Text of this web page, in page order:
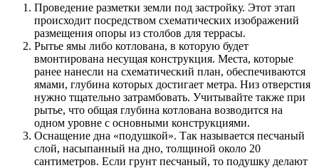
Проведение разметки земли под застройку. Этот этап
происходит посредством схематических изображений
размещения опоры из столбов для террасы.
Рытье ямы либо котлована, в которую будет
вмонтирована несущая конструкция. Места, которые
ранее нанесли на схематический план, обеспечиваются
ямами, глубина которых достигает метра. Низ отверстия
нужно тщательно затрамбовать. Учитывайте также при
рытье, что общая глубина котлована возводится на
одном уровне с основными конструкциями.
Оснащение дна «подушкой». Так называется песчаный
слой, насыпанный на дно, толщиной около 20
сантиметров. Если грунт песчаный, то подушку делают